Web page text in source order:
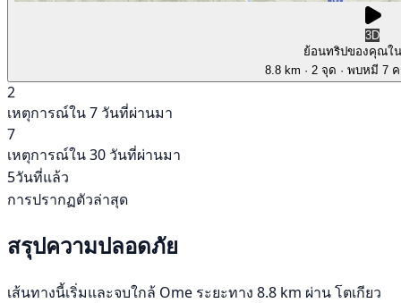
3D
ย้อนทริปของคุณใ
8.8 km · 2 จุด · พบหมี 7
2
เหตุการณ์ใน 7 วันที่ผ่านมา
7
เหตุการณ์ใน 30 วันที่ผ่านมา
5วันที่แล้ว
การปรากฏตัวล่าสุด
สรุปความปลอดภัย
เส้นทางนี้เริ่มและจบใกล้ Ome ระยะทาง 8.8 km ผ่าน โตเกียว